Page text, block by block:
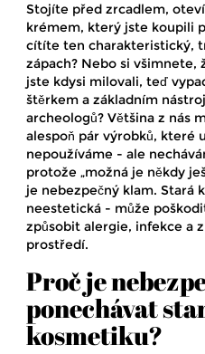
Stojíte před zrcadlem,
krémem, který jste koupili
cítíte ten charakteristický,
zápach? Nebo si všimnete,
jste kdysi milovali, teď
štěrkem a základním
archeologů? Většina z nás
alespoň pár výrobků, které
nepoužíváme - ale
protože „možná je někdy
je nebezpečný klam. Stará
neestetická - může
způsobit alergie, infekce a
prostředí.
Proč je
ponechávat
kosmetiku?